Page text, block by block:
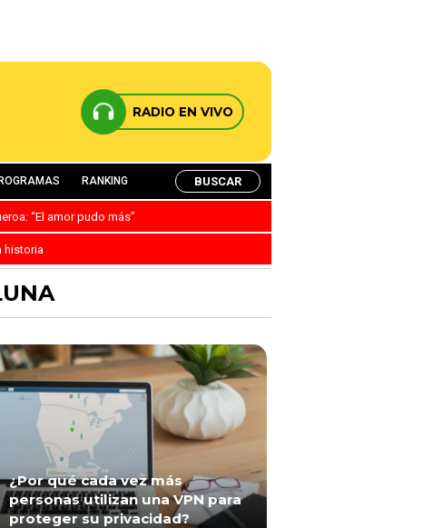
RADIO EN VIVO
RANKING BUSCAR
“El amor pudo más”
historia
¿Por qué cada vez más
personas utilizan una VPN para
proteger su privacidad?